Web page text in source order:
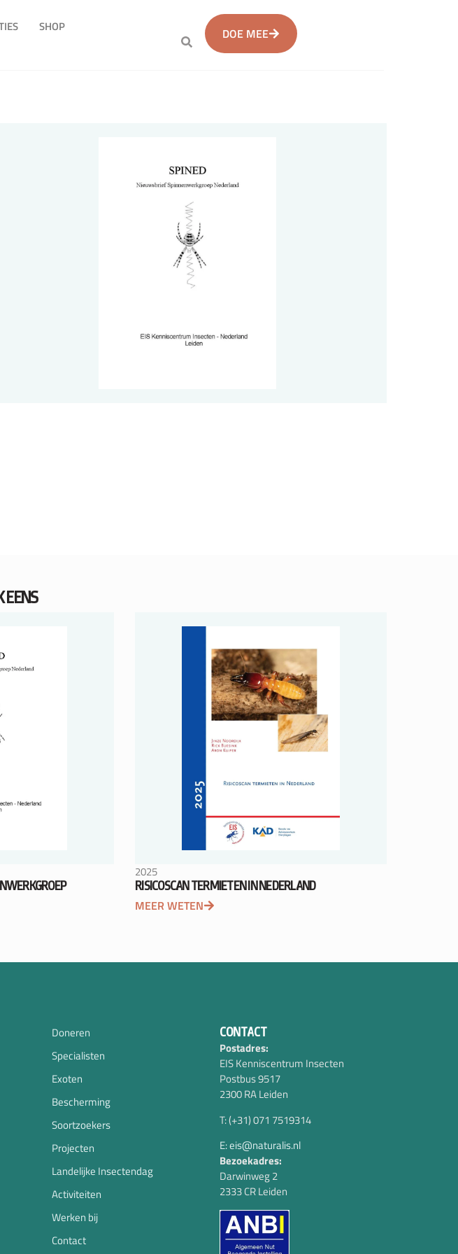
SHOP DOE MEE
EENS
2025
RISICOSCAN TERMIETEN IN NEDERLAND
MEER WETEN
Doneren
Specialisten
Exoten
Bescherming
Soortzoekers
Projecten
Landelijke Insectendag
Activiteiten
Werken bij
Contact
CONTACT
Postadres:
EIS Kenniscentrum Insecten
Postbus 9517
2300 RA Leiden
T: (+31) 071 7519314
E: eis@naturalis.nl
Bezoekadres:
Darwinweg 2
2333 CR Leiden